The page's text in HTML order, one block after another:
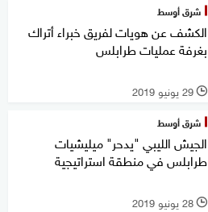
شرق أوسط
الكشف عن هويات لفريق خبراء أتراك
بغرفة عمليات طرابلس
l 29 يونيو 2019
شرق أوسط
الجيش الليبي "يدحر" ميليشيات
طرابلس في منطقة استراتيجية
l 28 يونيو 2019